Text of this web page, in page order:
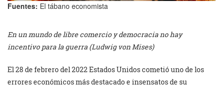
Fuentes: El tábano economista
En un mundo de libre comercio y democracia no hay
incentivo para la guerra (Ludwig von Mises)
El 28 de febrero del 2022 Estados Unidos cometió uno de los
errores económicos más destacado e insensatos de su